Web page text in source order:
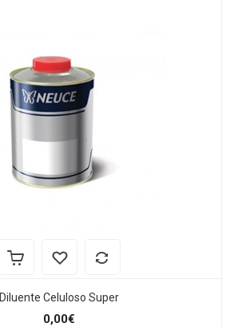
Diluente Celuloso Super
0,00€